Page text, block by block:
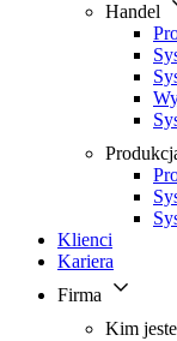
Handel
Klienci
Kariera
Firma
Kim